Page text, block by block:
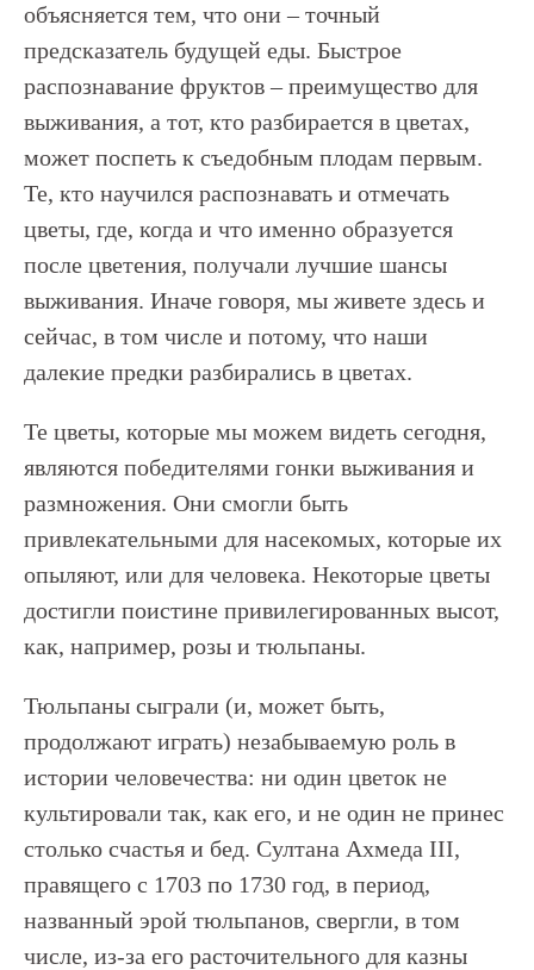
объясняется тем, что они – точный
предсказатель будущей еды. Быстрое
распознавание фруктов – преимущество для
выживания, а тот, кто разбирается в цветах,
может поспеть к съедобным плодам первым.
Те, кто научился распознавать и отмечать
цветы, где, когда и что именно образуется
после цветения, получали лучшие шансы
выживания. Иначе говоря, мы живете здесь и
сейчас, в том числе и потому, что наши
далекие предки разбирались в цветах.
Те цветы, которые мы можем видеть сегодня,
являются победителями гонки выживания и
размножения. Они смогли быть
привлекательными для насекомых, которые их
опыляют, или для человека. Некоторые цветы
достигли поистине привилегированных высот,
как, например, розы и тюльпаны.
Тюльпаны сыграли (и, может быть,
продолжают играть) незабываемую роль в
истории человечества: ни один цветок не
культировали так, как его, и не один не принес
столько счастья и бед. Султана Ахмеда III,
правящего с 1703 по 1730 год, в период,
названный эрой тюльпанов, свергли, в том
числе, из-за его расточительного для казны